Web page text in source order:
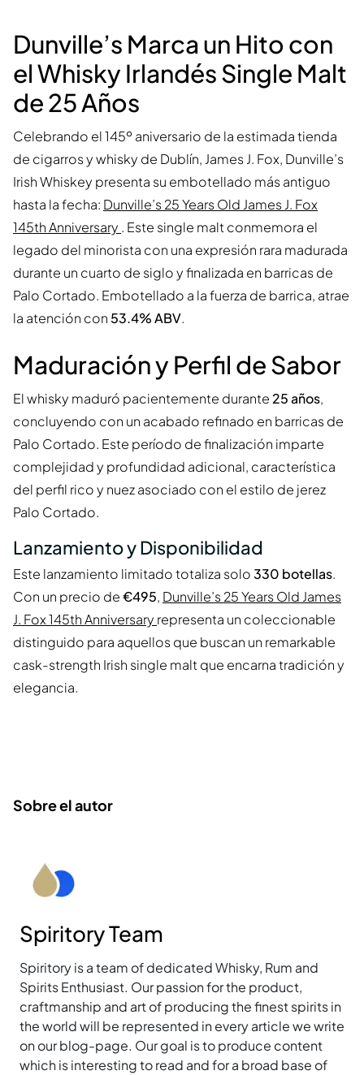
Dunville’s Marca un Hito con
el Whisky Irlandés Single Malt
de 25 Años
Celebrando el 145º aniversario de la estimada tienda
de cigarros y whisky de Dublín, James J. Fox, Dunville’s
Irish Whiskey presenta su embotellado más antiguo
hasta la fecha: Dunville’s 25 Years Old James J. Fox
145th Anniversary . Este single malt conmemora el
legado del minorista con una expresión rara madurada
durante un cuarto de siglo y finalizada en barricas de
Palo Cortado. Embotellado a la fuerza de barrica, atrae
la atención con 53.4% ABV.
Maduración y Perfil de Sabor
El whisky maduró pacientemente durante 25 años,
concluyendo con un acabado refinado en barricas de
Palo Cortado. Este período de finalización imparte
complejidad y profundidad adicional, característica
del perfil rico y nuez asociado con el estilo de jerez
Palo Cortado.
Lanzamiento y Disponibilidad
Este lanzamiento limitado totaliza solo330 botellas.
Con un precio de€495, Dunville’s 25 Years Old James
J. Fox 145th Anniversary representa un coleccionable
distinguido para aquellos que buscan un remarkable
cask-strength Irish single malt que encarna tradición y
elegancia.
Sobre el autor
Spiritory Team
Spiritory is a team of dedicated Whisky, Rum and
Spirits Enthusiast. Our passion for the product,
craftmanship and art of producing the finest spirits in
the world will be represented in every article we write
on our blog-page. Our goal is to produce content
which is interesting to read and for a broad base of